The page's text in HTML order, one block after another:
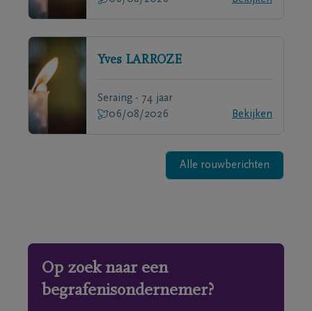
Yves LARROZE
Seraing - 74 jaar
06/08/2026
Bekijken
Alle rouwberichten
Op zoek naar een
begrafenisondernemer?